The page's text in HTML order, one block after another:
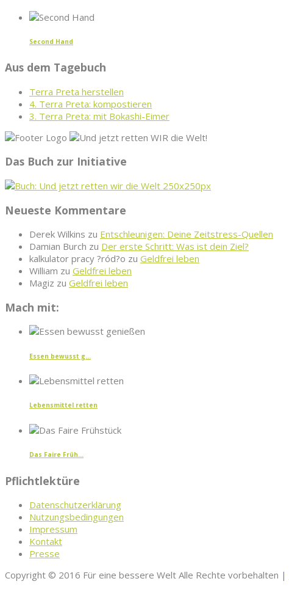
Second Hand
Aus dem Tagebuch
Terra Preta herstellen
4. Terra Preta: kompostieren
3. Terra Preta: mit Bokashi-Eimer
Das Buch zur Initiative
Neueste Kommentare
Derek Wilkins zu Entschleunigen: Deine Zeitstress-Quellen
Damian Burch zu Der erste Schritt: Was ist dein Ziel?
kalkulator pracy ?ród?o zu Geldfrei leben
William zu Geldfrei leben
Magiz zu Geldfrei leben
Mach mit:
Essen bewusst g...
Lebensmittel retten
Das Faire Früh...
Pflichtlektüre
Datenschutzerklärung
Nutzungsbedingungen
Impressum
Kontakt
Presse
Copyright © 2016 Für eine bessere Welt Alle Rechte vorbehalten |